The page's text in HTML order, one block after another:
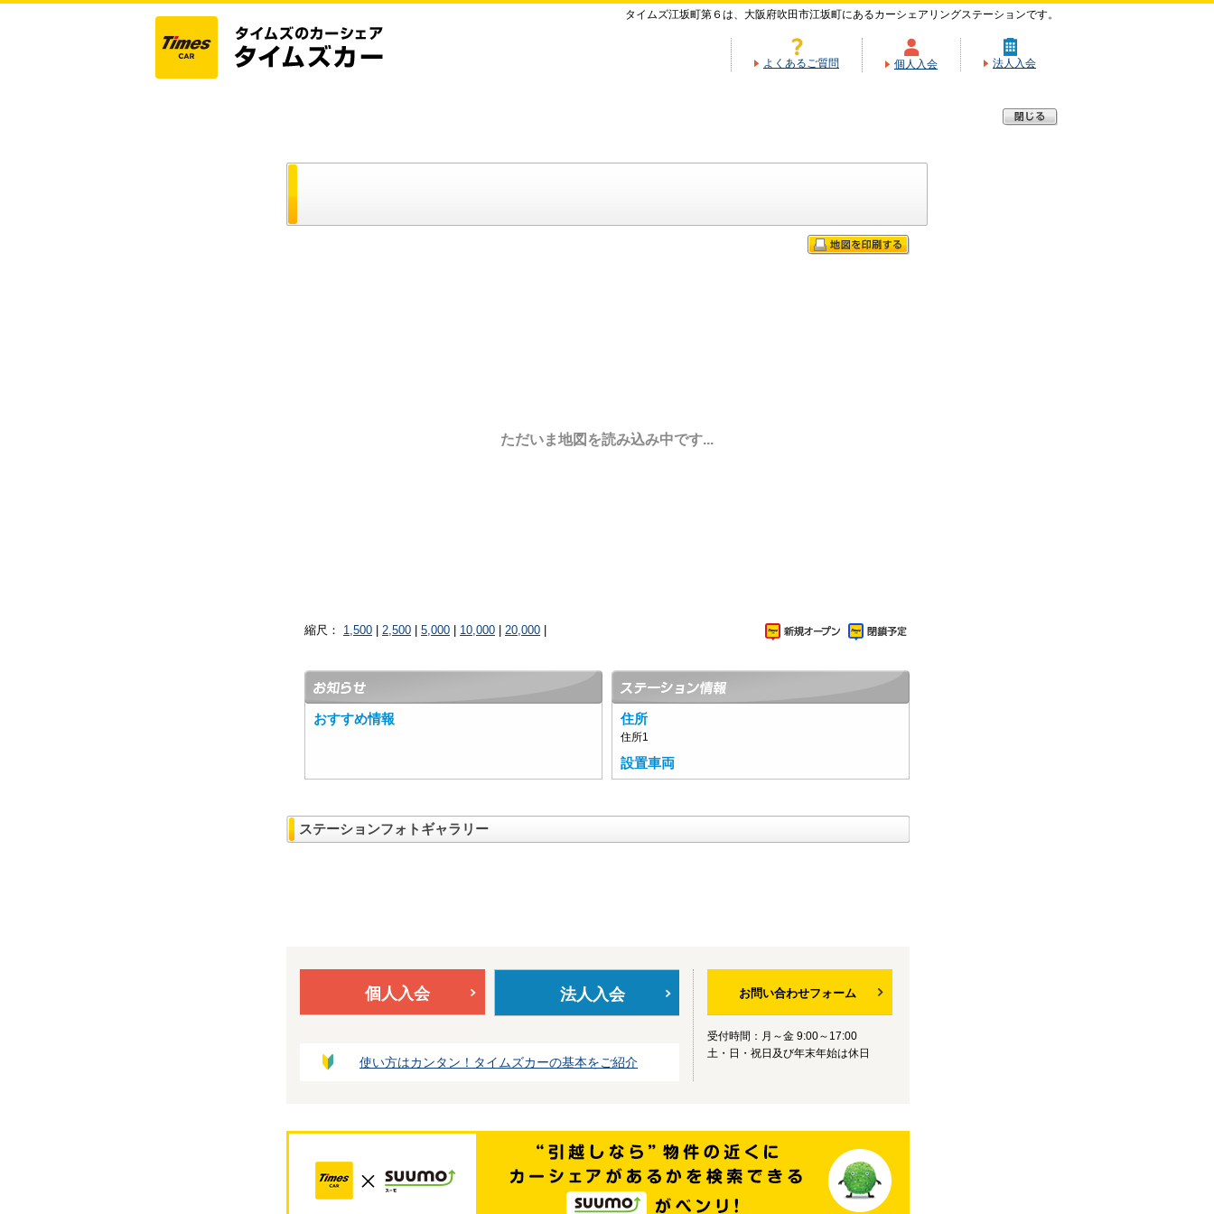
タイムズ江坂町第６は、大阪府吹田市江坂町にあるカーシェアリングステーションです。
よくあるご質問 個人入会 法人入会
ただいま地図を読み込み中です...
縮尺： 1,500 2,500 5,000 10,000 20,000
おすすめ情報 住所
住所1
設置車両
ステーションフォトギャラリー
個人入会 法人入会
使い方はカンタン！タイムズカーの基本をご紹介
お問い合わせフォーム
受付時間：月～金 9:00～17:00
土・日・祝日及び年末年始は休日